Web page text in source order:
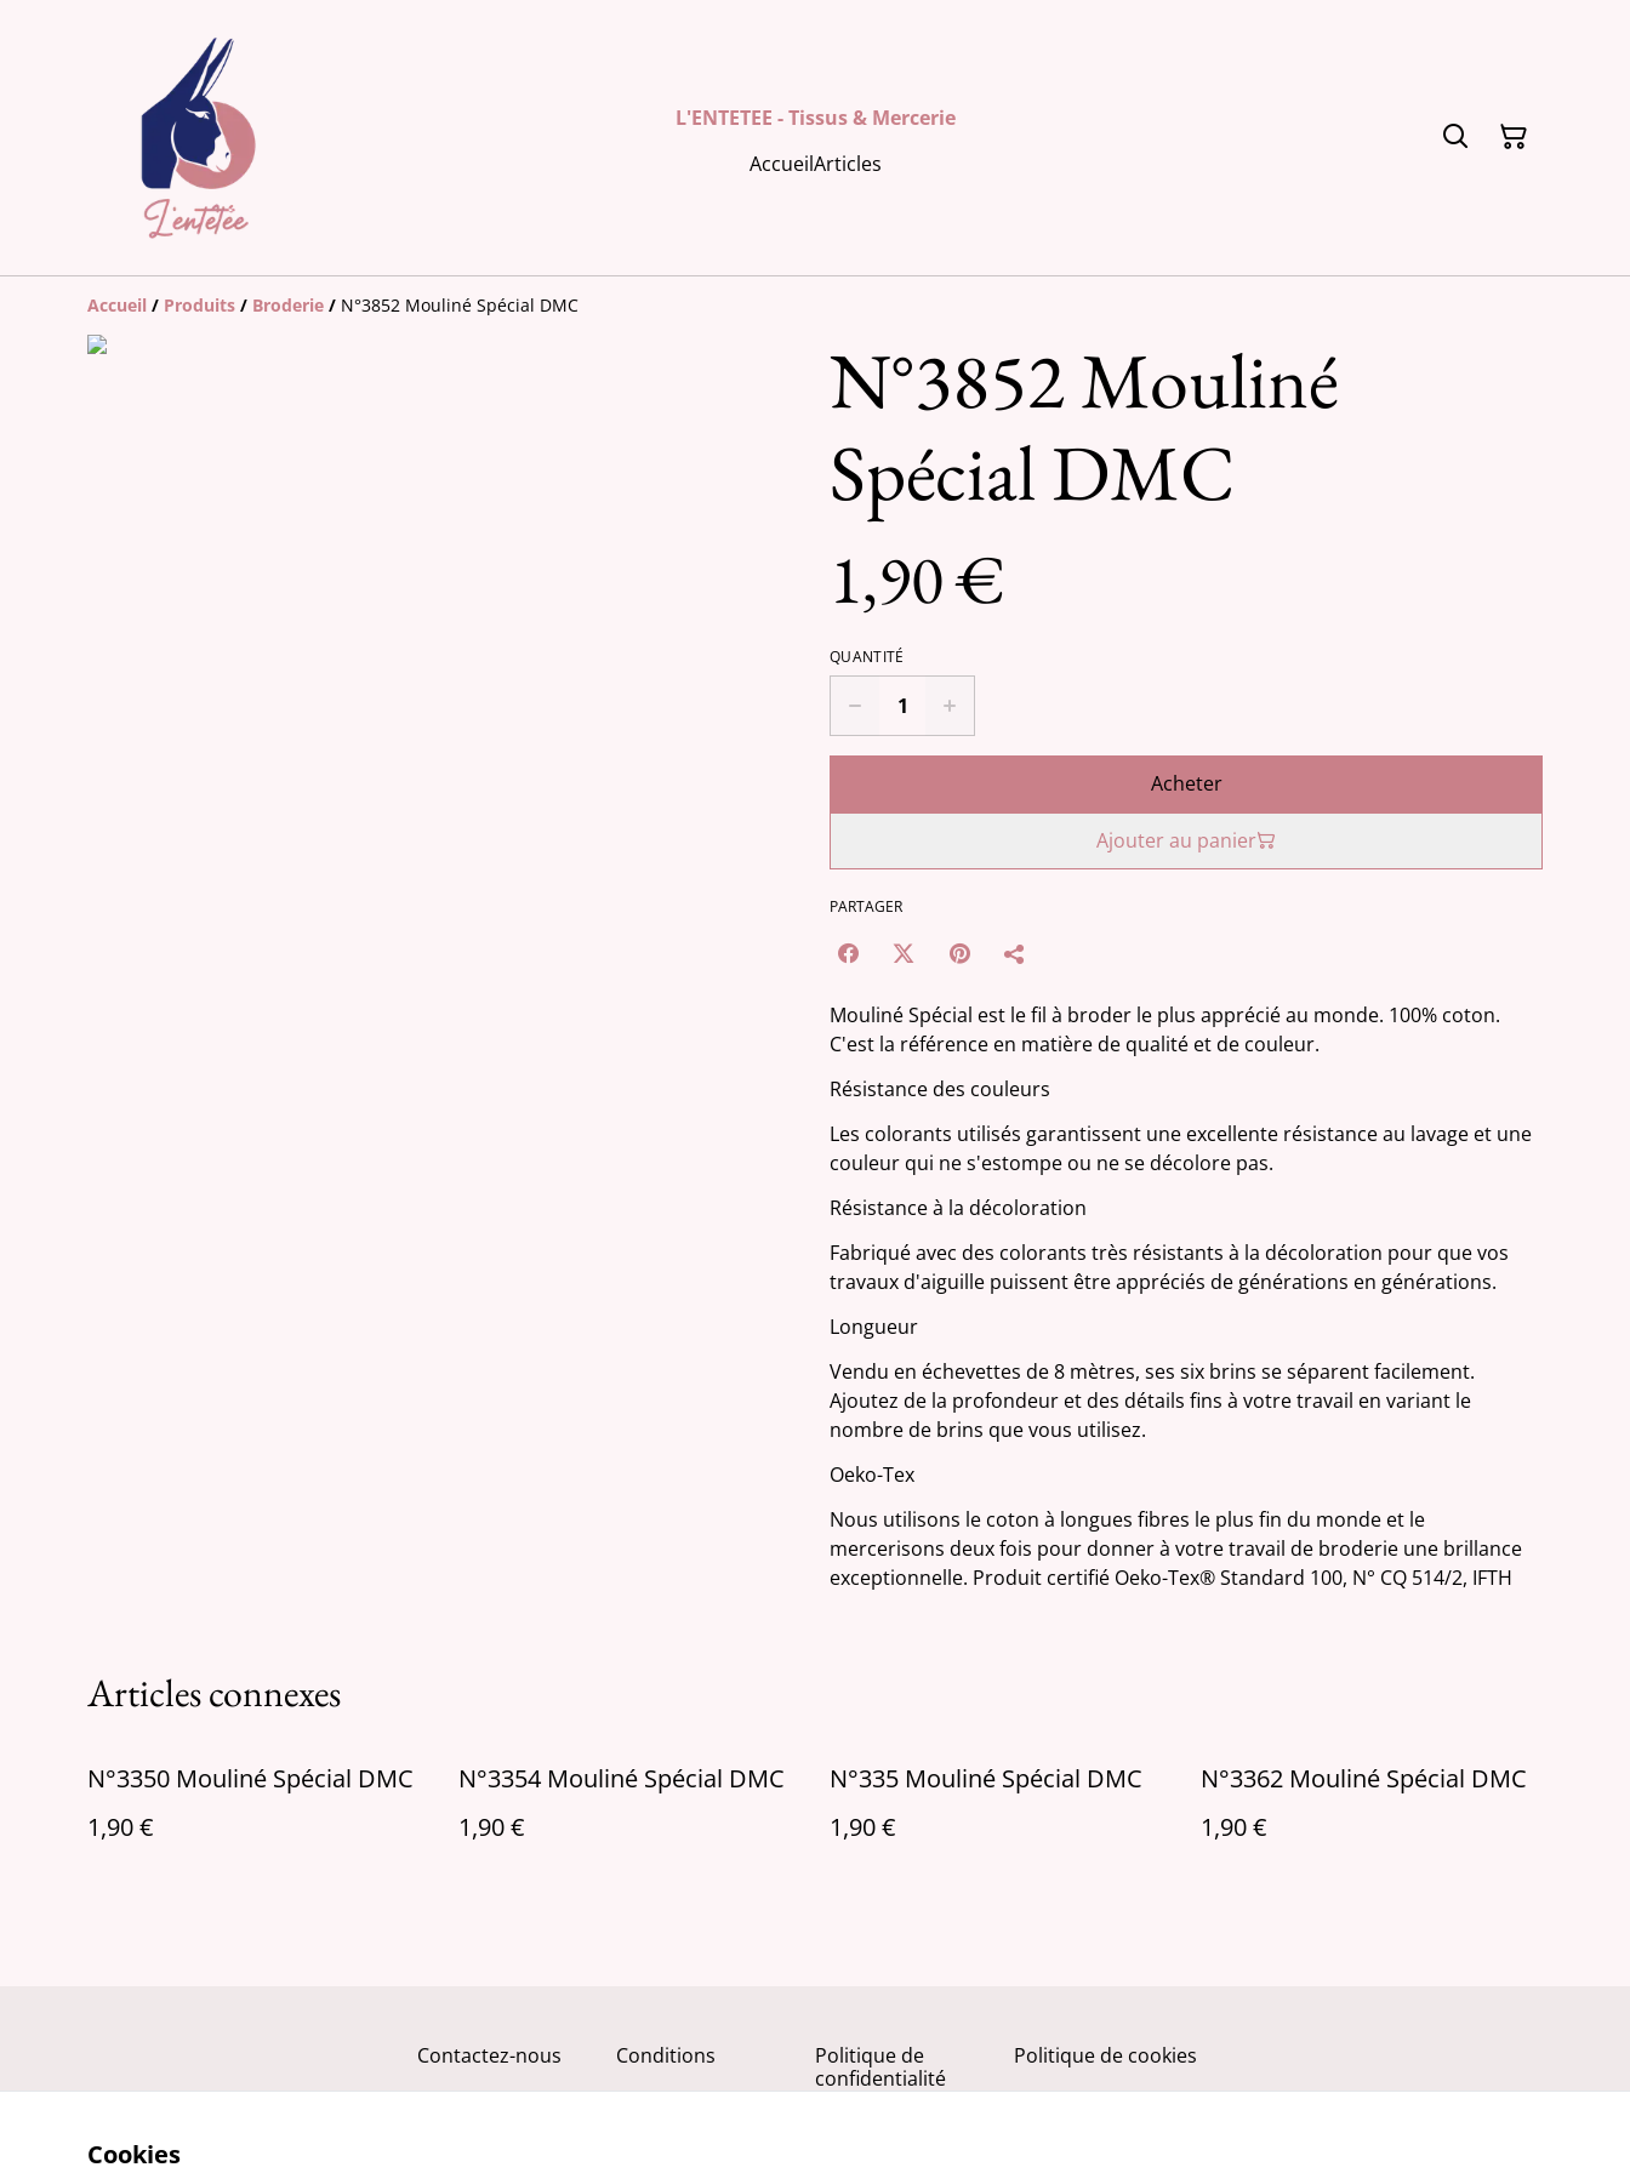
L'ENTETEE - Tissus & Mercerie
AccueilArticles
Accueil / Produits / Broderie / N°3852 Mouliné Spécial DMC
N°3852 Mouliné
Spécial DMC
1,90 €
QUANTITÉ
Acheter
Ajouter au panier
PARTAGER
Mouliné Spécial est le fil à broder le plus apprécié au monde. 100% coton.
C'est la référence en matière de qualité et de couleur.
Résistance des couleurs
Les colorants utilisés garantissent une excellente résistance au lavage et une
couleur qui ne s'estompe ou ne se décolore pas.
Résistance à la décoloration
Fabriqué avec des colorants très résistants à la décoloration pour que vos
travaux d'aiguille puissent être appréciés de générations en générations.
Longueur
Vendu en échevettes de 8 mètres, ses six brins se séparent facilement.
Ajoutez de la profondeur et des détails fins à votre travail en variant le
nombre de brins que vous utilisez.
Oeko-Tex
Nous utilisons le coton à longues fibres le plus fin du monde et le
mercerisons deux fois pour donner à votre travail de broderie une brillance
exceptionnelle. Produit certifié Oeko-Tex® Standard 100, N° CQ 514/2, IFTH
Articles connexes
N°3350 Mouliné Spécial DMC
1,90 €
N°3354 Mouliné Spécial DMC
1,90 €
N°335 Mouliné Spécial DMC
1,90 €
N°3362 Mouliné Spécial DMC
1,90 €
Contactez-nous Conditions
Politique de
confidentialité
Politique de cookies
Cookies